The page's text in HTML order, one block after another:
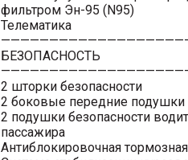
фильтром Эн-95 (N95)
Телематика
БЕЗОПАСНОСТЬ
2 шторки безопасности
2 боковые передние подушки
2 подушки безопасности
пассажира
Антиблокировочная